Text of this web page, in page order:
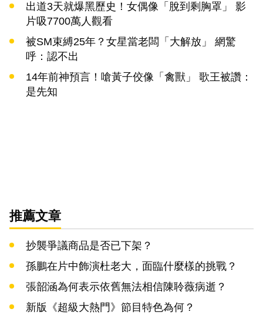
出道3天就爆黑歷史！女偶像「脫到剩胸罩」 影
片吸7700萬人觀看
被SM束縛25年？女星當老闆「大解放」 網驚
呼：認不出
14年前神預言！嗆黃子佼像「禽獸」 歌王被讚：
是先知
推薦文章
抄襲爭議商品是否已下架？
孫鵬在片中飾演杜老大，面臨什麼樣的挑戰？
張韶涵為何表示依舊無法相信陳聆薇病逝？
新版《超級大熱門》節目特色為何？